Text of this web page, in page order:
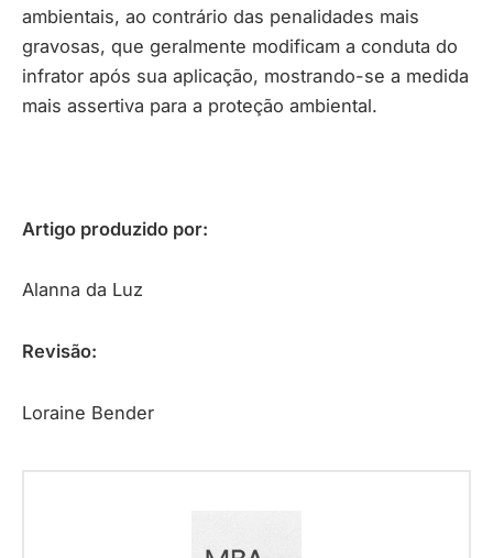
ambientais, ao contrário das penalidades mais
gravosas, que geralmente modificam a conduta do
infrator após sua aplicação, mostrando-se a medida
mais assertiva para a proteção ambiental.
Artigo produzido por:
Alanna da Luz
Revisão:
Loraine Bender